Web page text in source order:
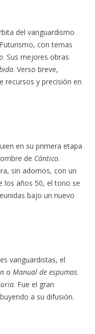
del vanguardismo
con temas
. Sus mejores obras
. Verso breve,
recursos y precisión en
en su primera etapa
de Cántico.
sin adornos, con un
los años 50, el tono se
bajo un nuevo
vanguardistas, el
o Manual de espumas.
. Fue el gran
a su difusión.